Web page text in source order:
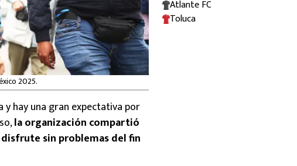
2025.
y hay una gran expectativa por
la organización compartió
sin problemas del fin